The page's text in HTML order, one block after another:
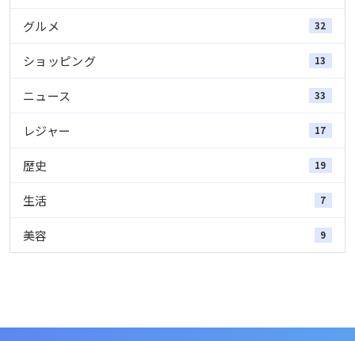
グルメ 32
ショッピング 13
ニュース 33
レジャー 17
歴史 19
生活 7
美容 9